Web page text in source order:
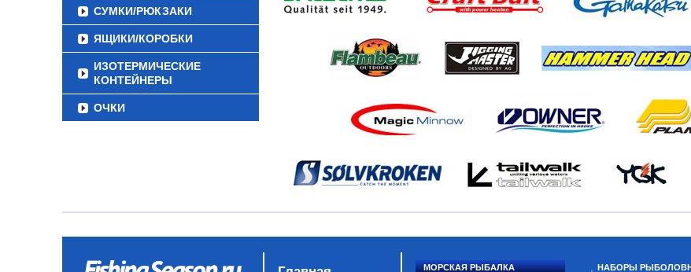
СУМКИ/РЮКЗАКИ
ЯЩИКИ/КОРОБКИ
ИЗОТЕРМИЧЕСКИЕ
КОНТЕЙНЕРЫ
ОЧКИ
МОРСКАЯ РЫБАЛКА НАБОРЫ